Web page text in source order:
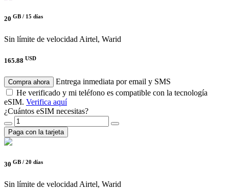
20 GB / 15 días
Sin límite de velocidad Airtel, Warid
165.88 USD
Compra ahora
Entrega inmediata por email y SMS
He verificado y mi teléfono es compatible con la tecnología
eSIM. Verifica aquí
¿Cuántos eSIM necesitas?
Paga con la tarjeta
30 GB / 20 días
Sin límite de velocidad Airtel, Warid